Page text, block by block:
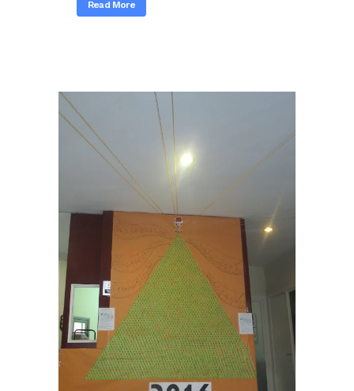
Read More